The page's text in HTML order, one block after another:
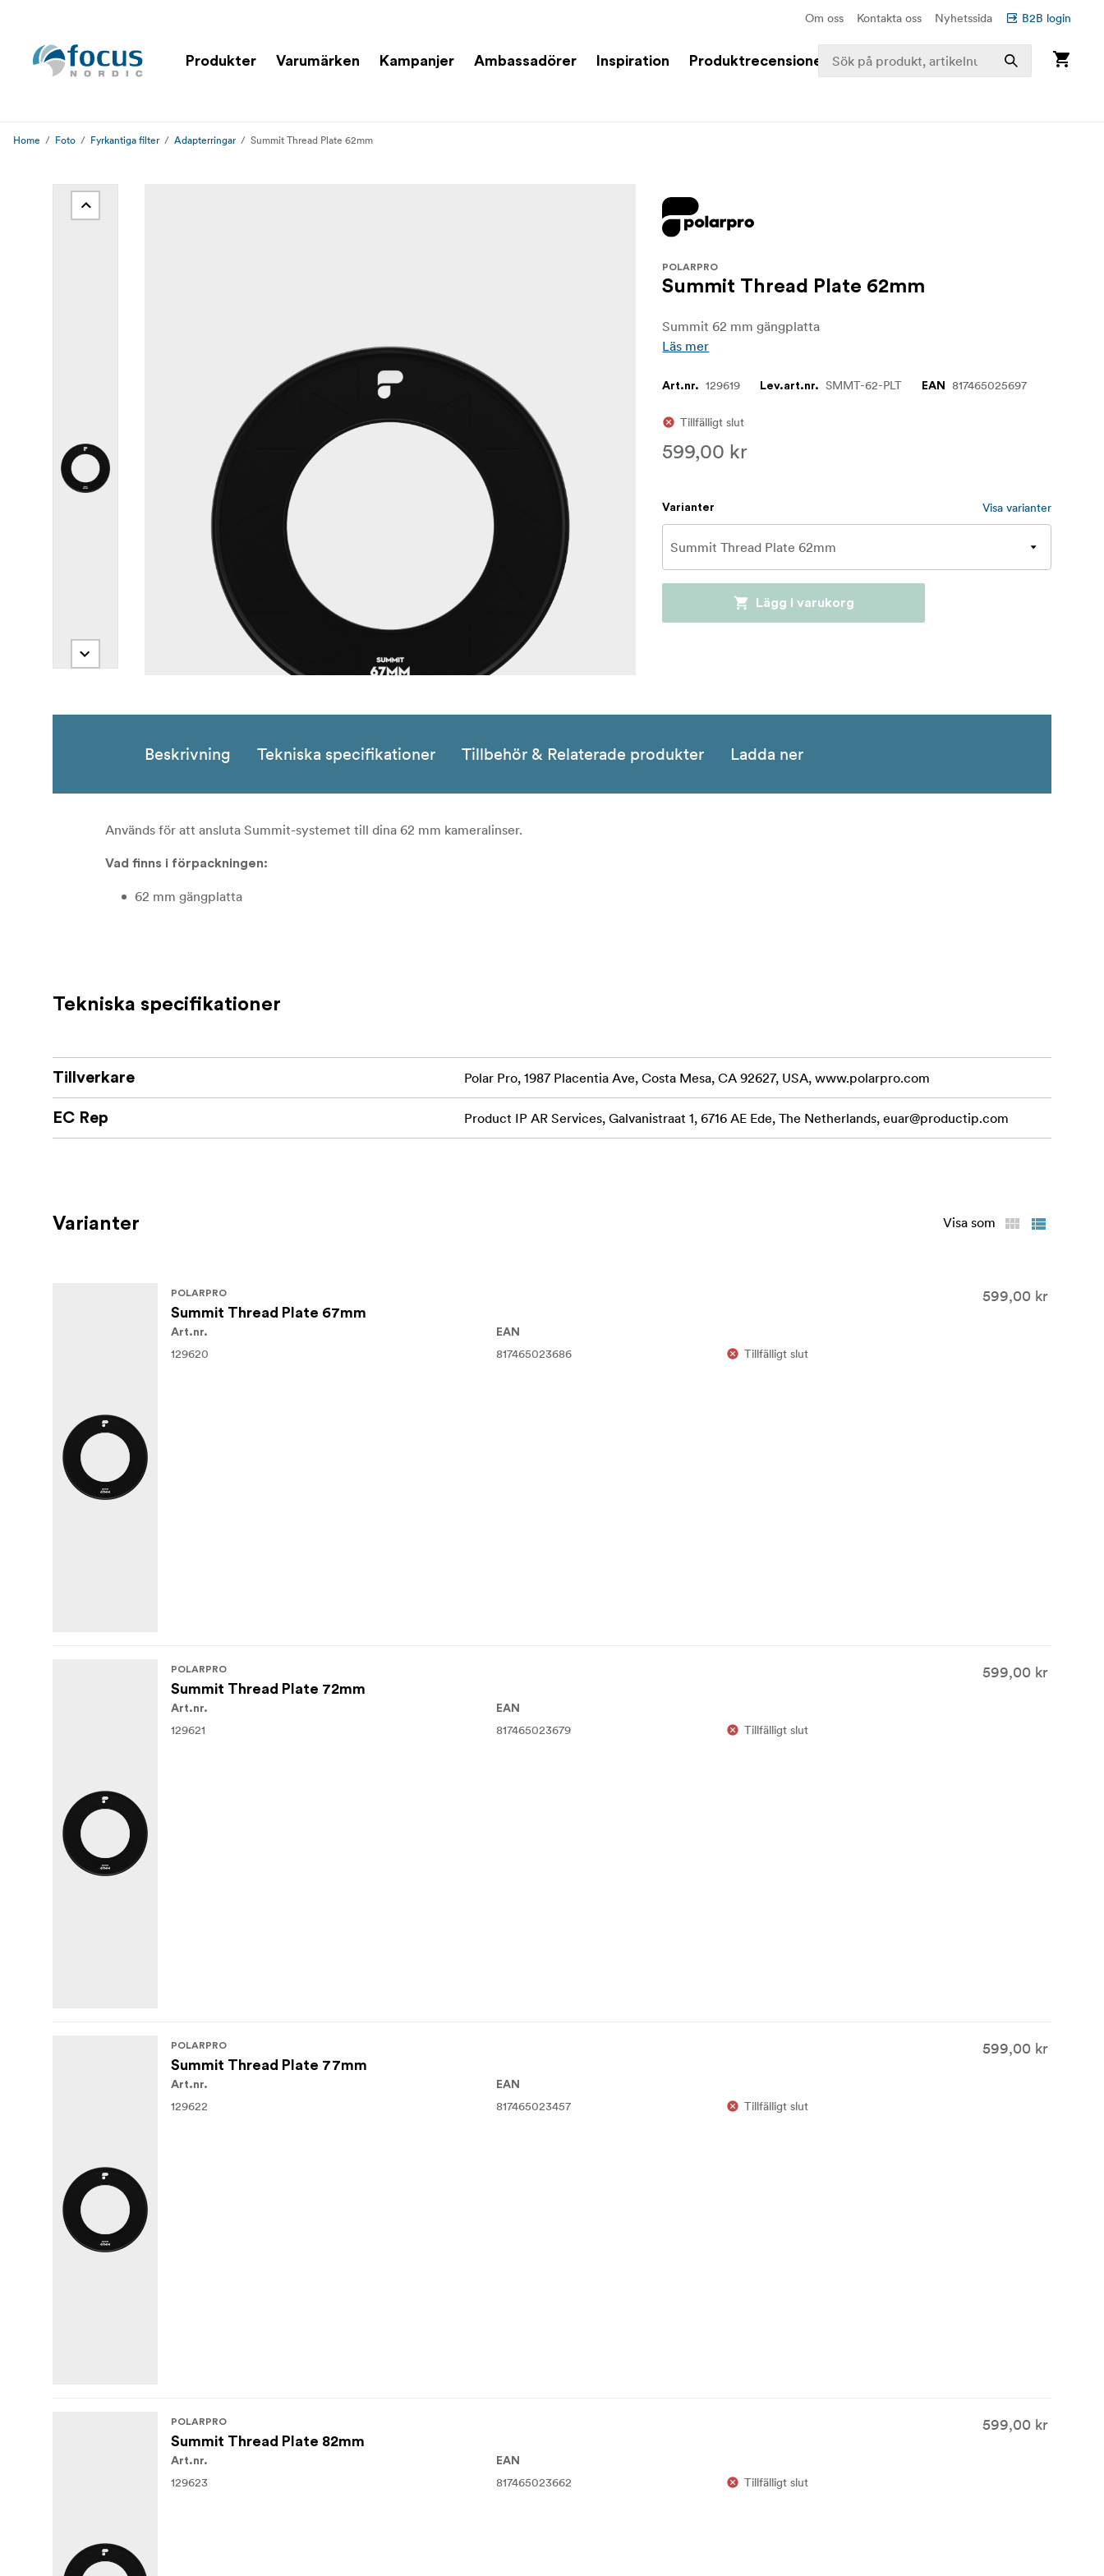
Om oss Kontakta oss Nyhetssida B2B login
Produkter Varumärken Kampanjer Ambassadörer Inspiration Produktrecensioner
Home Foto Fyrkantiga filter Adapterringar Summit Thread Plate 62mm
POLARPRO
Summit Thread Plate 62mm
Summit 62 mm gängplatta
Läs mer
Art.nr. 129619 Lev.art.nr. SMMT-62-PLT EAN 817465025697
Tillfälligt slut
599,00 kr
Varianter Visa varianter
Lägg i varukorg
Beskrivning Tekniska specifikationer Tillbehör & Relaterade produkter Ladda ner
Används för att ansluta Summit-systemet till dina 62 mm kameralinser.
Vad finns i förpackningen:
62 mm gängplatta
Tekniska specifikationer
Tillverkare Polar Pro, 1987 Placentia Ave, Costa Mesa, CA 92627, USA, www.polarpro.com
EC Rep Product IP AR Services, Galvanistraat 1, 6716 AE Ede, The Netherlands, euar@productip.com
Varianter Visa som
POLARPRO
Summit Thread Plate 67mm
599,00 kr
Art.nr.
129620
EAN
817465023686 Tillfälligt slut
POLARPRO
Summit Thread Plate 72mm
599,00 kr
Art.nr.
129621
EAN
817465023679 Tillfälligt slut
POLARPRO
Summit Thread Plate 77mm
599,00 kr
Art.nr.
129622
EAN
817465023457 Tillfälligt slut
POLARPRO
Summit Thread Plate 82mm
599,00 kr
Art.nr.
129623
EAN
817465023662 Tillfälligt slut